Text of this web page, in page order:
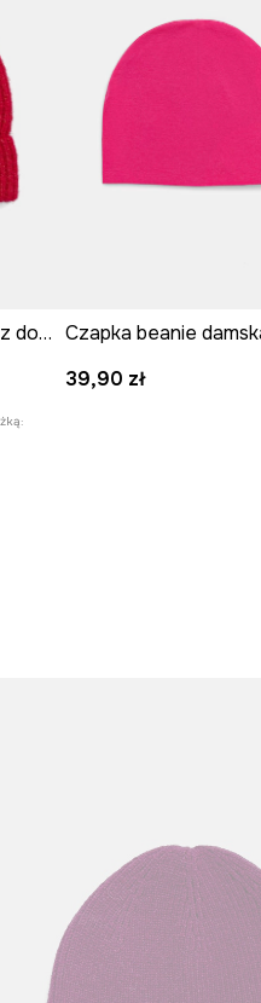
Czapka damska beanie z domieszką wełny
39,90 zł